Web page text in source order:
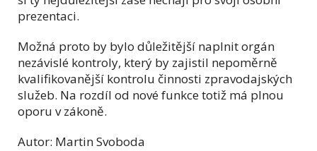
prezentaci.
Možná proto by bylo důležitější naplnit orgán
nezávislé kontroly, který by zajistil nepoměrně
kvalifikovanější kontrolu činnosti zpravodajských
služeb. Na rozdíl od nové funkce totiž má plnou
oporu v zákoně.
Autor: Martin Svoboda